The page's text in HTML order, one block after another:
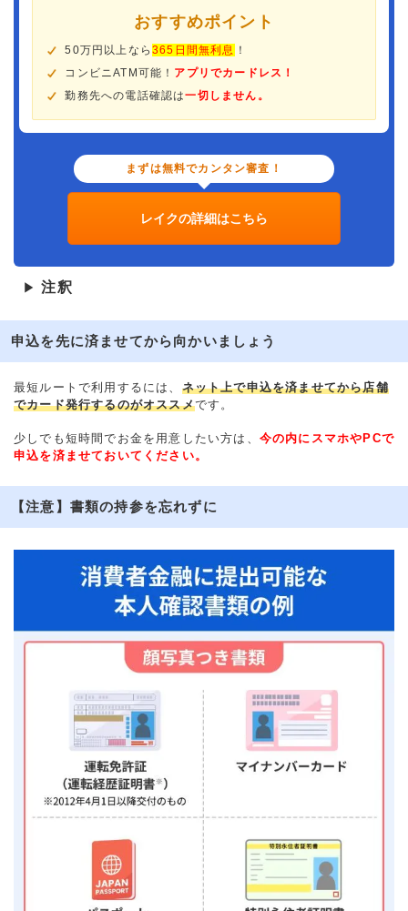
おすすめポイント
50万円以上なら365日間無利息 ！
コンビニATM可能！ アプリでカードレス！
勤務先への電話確認は一切しません。
まずは無料でカンタン審査！
レイクの詳細はこちら
▶ 注釈
申込を先に済ませてから向かいましょう
最短ルートで利用するには、 ネット上で申込を済ませてから店舗
でカード発行するのがオススメです。
少しでも短時間でお金を用意したい方は、 今の内にスマホやPCで
申込を済ませておいてください。
【注意】書類の持参を忘れずに